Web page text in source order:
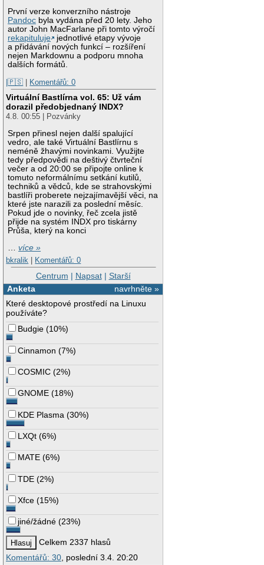
První verze konverzního nástroje
Pandoc byla vydána před 20 lety. Jeho
autor John MacFarlane při tomto výročí
rekapituluje
jednotlivé etapy vývoje
a přidávání nových funkcí – rozšíření
nejen Markdownu a podporu mnoha
dalších formátů.
|🇵🇸 | Komentářů: 0
Virtuální Bastlírna vol. 65: Už vám
dorazil předobjednaný INDX?
4.8. 00:55 | Pozvánky
Srpen přinesl nejen další spalující
vedro, ale také Virtuální Bastlírnu s
neméně žhavými novinkami. Využijte
tedy předpovědi na deštivý čtvrteční
večer a od 20:00 se připojte online k
tomuto neformálnímu setkání kutilů,
techniků a vědců, kde se strahovskými
bastlíři proberete nejzajímavější věci, na
které jste narazili za poslední měsíc.
Pokud jde o novinky, řeč zcela jistě
přijde na systém INDX pro tiskárny
Průša, který na konci
…více »
bkralik
Komentářů: 0
Centrum | Napsat| Starší
navrhněte »
Anketa
Které desktopové prostředí na Linuxu
používáte?
Budgie (10%)
Cinnamon (7%)
COSMIC (2%)
GNOME (18%)
KDE Plasma (30%)
LXQt (6%)
MATE (6%)
TDE (2%)
Xfce (15%)
jiné/žádné (23%)
Celkem 2337 hlasů
Komentářů: 30 , poslední 3.4. 20:20